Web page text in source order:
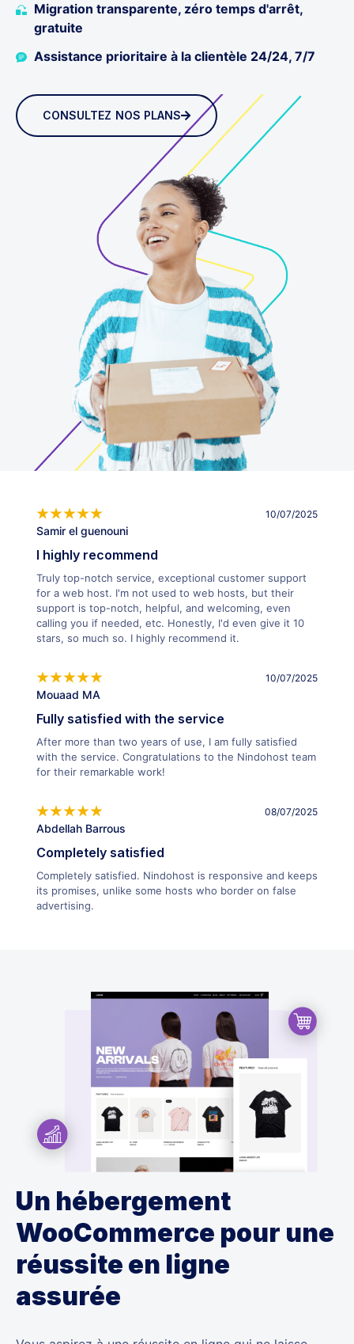
Migration transparente, zéro temps d'arrêt,
gratuite
Assistance prioritaire à la clientèle 24/24, 7/7
CONSULTEZ NOS PLANS
Samir el guenouni
10/07/2025
I highly recommend
Truly top-notch service, exceptional customer support
for a web host. I'm not used to web hosts, but their
support is top-notch, helpful, and welcoming, even
calling you if needed, etc. Honestly, I'd even give it 10
stars, so much so. I highly recommend it.
Mouaad MA
10/07/2025
Fully satisfied with the service
After more than two years of use, I am fully satisfied
with the service. Congratulations to the Nindohost team
for their remarkable work!
Abdellah Barrous
08/07/2025
Completely satisfied
Completely satisfied. Nindohost is responsive and keeps
its promises, unlike some hosts who border on false
advertising.
Un hébergement
WooCommerce pour une
réussite en ligne
assurée